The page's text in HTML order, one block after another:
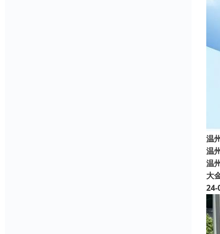
温
温
温
大
24-